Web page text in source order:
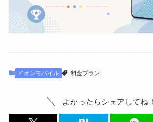
イオンモバイル 料金プラン
よかったらシェアしてね！